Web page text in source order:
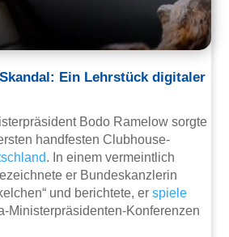
Ein Lehrstück digitaler
Bodo Ramelow sorgte
handfesten Clubhouse-
. In einem vermeintlich
er Bundeskanzlerin
und berichtete, erspiele
Ministerpräsidenten-Konferenzen